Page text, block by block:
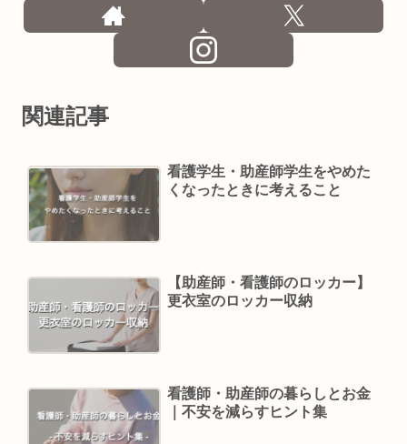
関連記事
看護学生・助産師学生をやめた
くなったときに考えること
【助産師・看護師のロッカー】
更衣室のロッカー収納
看護師・助産師の暮らしとお金
｜不安を減らすヒント集